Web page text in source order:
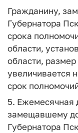
Гражданину,
Губернатора
срока
области,
области,
увеличивается
срок
5. Ежемесячная
замещавшему
Губернатора